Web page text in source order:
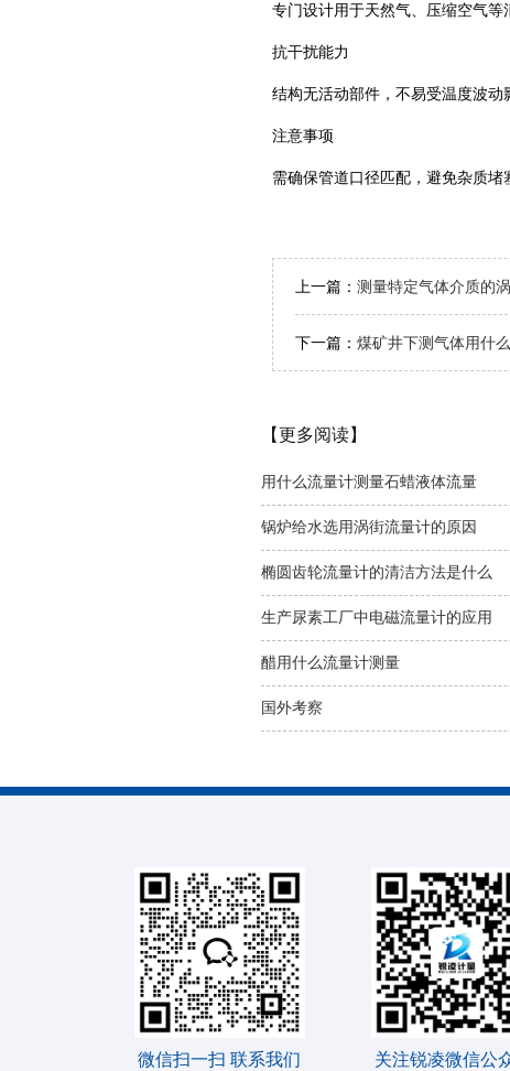
专门设计用于天然气、压缩空气
抗干扰能力
结构无活动部件，不易受温度波动
注意事项
需确保管道口径匹配，避免杂质堵
上一篇： 测量特定气体介质的
下一篇： 煤矿井下测气体用什
【更多阅读】
用什么流量计测量石蜡液体流量
锅炉给水选用涡街流量计的原因
椭圆齿轮流量计的清洁方法是什么
生产尿素工厂中电磁流量计的应用
醋用什么流量计测量
国外考察
微信扫一扫 联系我们 关注锐凌微信公